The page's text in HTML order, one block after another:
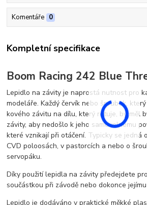
Komentáře 0
Kompletní specifikace
Boom Racing 242 Blue
Lepidlo na závity je naprostá nutnost pro
modeláře. Každý červík nebo šroubek,
kového závitu na dílu, který rotuje, by měl
závity, aby nedošlo k jeho samovolnému
které vznikají při otáčení. Typicky se jedná
CVD poloosách, v pastorcích a nebo o
servopáku.
Díky použití lepidla na závity předejdete
součástkou při závodě nebo dokonce
Lepidlo je dodáváno v praktické měkké